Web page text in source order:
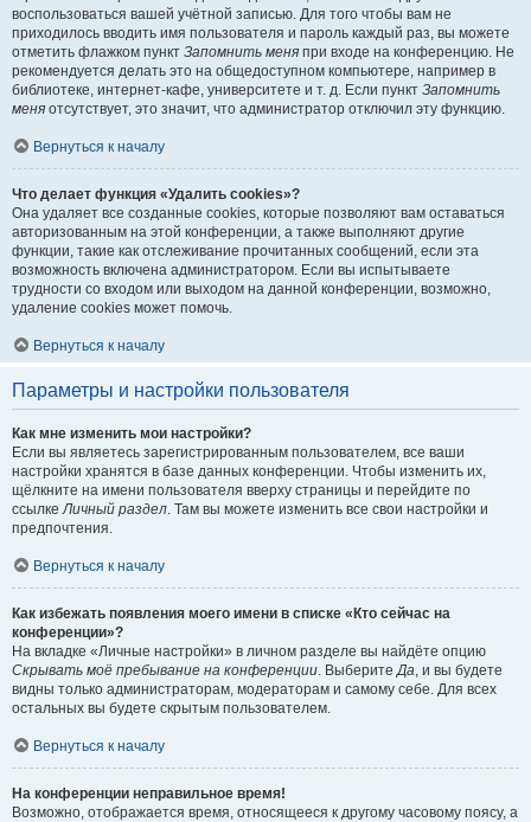
воспользоваться вашей учётной записью. Для того чтобы вам не
приходилось вводить имя пользователя и пароль каждый раз, вы можете
отметить флажком пункт Запомнить меня при входе на конференцию. Не
рекомендуется делать это на общедоступном компьютере, например в
библиотеке, интернет-кафе, университете и т. д. Если пункт Запомнить
меня отсутствует, это значит, что администратор отключил эту функцию.
Вернуться к началу
Что делает функция «Удалить cookies»?
Она удаляет все созданные cookies, которые позволяют вам оставаться
авторизованным на этой конференции, а также выполняют другие
функции, такие как отслеживание прочитанных сообщений, если эта
возможность включена администратором. Если вы испытываете
трудности со входом или выходом на данной конференции, возможно,
удаление cookies может помочь.
Вернуться к началу
Параметры и настройки пользователя
Как мне изменить мои настройки?
Если вы являетесь зарегистрированным пользователем, все ваши
настройки хранятся в базе данных конференции. Чтобы изменить их,
щёлкните на имени пользователя вверху страницы и перейдите по
ссылкеЛичный раздел. Там вы можете изменить все свои настройки и
предпочтения.
Вернуться к началу
Как избежать появления моего имени в списке «Кто сейчас на
конференции»?
На вкладке «Личные настройки» в личном разделе вы найдёте опцию
Скрывать моё пребывание на конференции. ВыберитеДа, и вы будете
видны только администраторам, модераторам и самому себе. Для всех
остальных вы будете скрытым пользователем.
Вернуться к началу
На конференции неправильное время!
Возможно, отображается время, относящееся к другому часовому поясу, а